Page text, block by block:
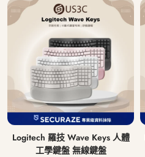
Logitech 羅技 Wave Keys 人體
工學鍵盤 無線鍵盤